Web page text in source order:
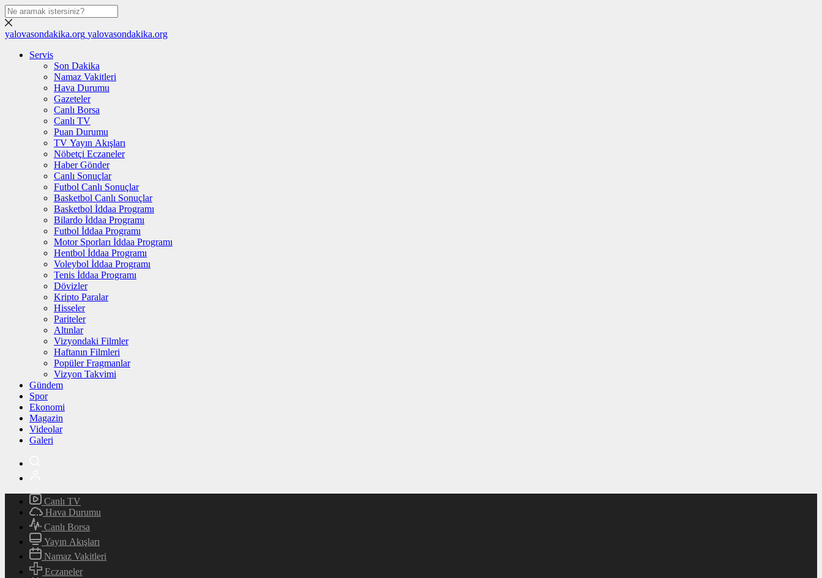
yalovasondakika.org yalovasondakika.org
Servis
Son Dakika
Namaz Vakitleri
Hava Durumu
Gazeteler
Canlı Borsa
Canlı TV
Puan Durumu
TV Yayın Akışları
Nöbetçi Eczaneler
Haber Gönder
Canlı Sonuçlar
Futbol Canlı Sonuçlar
Basketbol Canlı Sonuçlar
Basketbol İddaa Programı
Bilardo İddaa Programı
Futbol İddaa Programı
Motor Sporları İddaa Programı
Hentbol İddaa Programı
Voleybol İddaa Programı
Tenis İddaa Programı
Dövizler
Kripto Paralar
Hisseler
Pariteler
Altınlar
Vizyondaki Filmler
Haftanın Filmleri
Popüler Fragmanlar
Vizyon Takvimi
Gündem
Spor
Ekonomi
Magazin
Videolar
Galeri
Canlı TV
Hava Durumu
Canlı Borsa
Yayın Akışları
Namaz Vakitleri
Eczaneler